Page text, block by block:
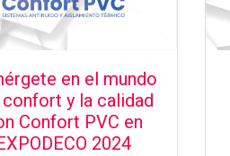
en el mundo
y la calidad
Confort PVC en
2024